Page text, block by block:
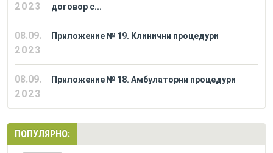
2023
договор с...
08.09.
2023
Приложение № 19. Клинични процедури
08.09.
2023
Приложение № 18. Амбулаторни процедури
ПОПУЛЯРНО: